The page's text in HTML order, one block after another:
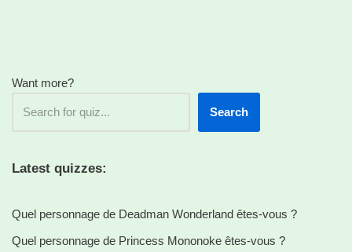
Want more?
Search
Latest quizzes:
Quel personnage de Deadman Wonderland êtes-vous ?
Quel personnage de Princess Mononoke êtes-vous ?